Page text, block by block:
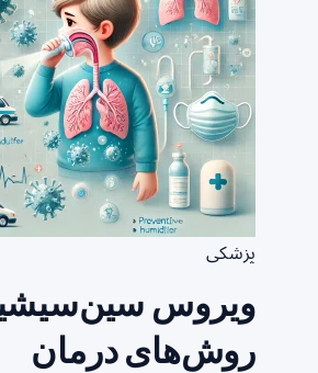
پزشکی
روش‌های درمان